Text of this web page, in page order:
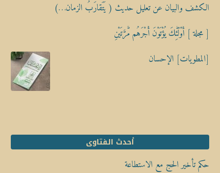
الكشف والبيان عن تعليل حديث ( يَتَقارَبُ الزمان…)
[ مجلة ] أُوْلَٰٓئِكَ يُؤْتَوْنَ أَجْرَهُم مَّرَّتَيْنِ
[المطويات] الإحسان
أحدث الفتاوى
حكم تأخير الحج مع الاستطاعة